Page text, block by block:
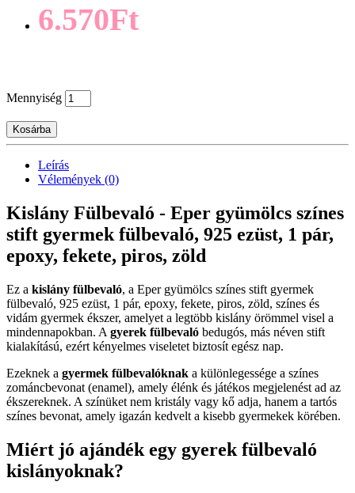
6.570Ft
Mennyiség
Kosárba
Leírás
Vélemények (0)
Kislány Fülbevaló - Eper gyümölcs színes
stift gyermek fülbevaló, 925 ezüst, 1 pár,
epoxy, fekete, piros, zöld
Ez a kislány fülbevaló, a Eper gyümölcs színes stift gyermek
fülbevaló, 925 ezüst, 1 pár, epoxy, fekete, piros, zöld, színes és
vidám gyermek ékszer, amelyet a legtöbb kislány örömmel visel a
mindennapokban. A gyerek fülbevaló bedugós, más néven stift
kialakítású, ezért kényelmes viseletet biztosít egész nap.
Ezeknek a gyermek fülbevalóknak a különlegessége a színes
zománcbevonat (enamel), amely élénk és játékos megjelenést ad az
ékszereknek. A színüket nem kristály vagy kő adja, hanem a tartós
színes bevonat, amely igazán kedvelt a kisebb gyermekek körében.
Miért jó ajándék egy gyerek fülbevaló
kislányoknak?